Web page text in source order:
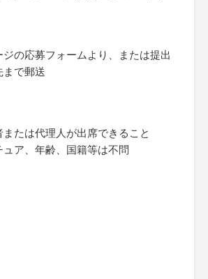
の応募フォームより、または提出
まで郵送
たは代理人が出席できること
ア、年齢、国籍等は不問